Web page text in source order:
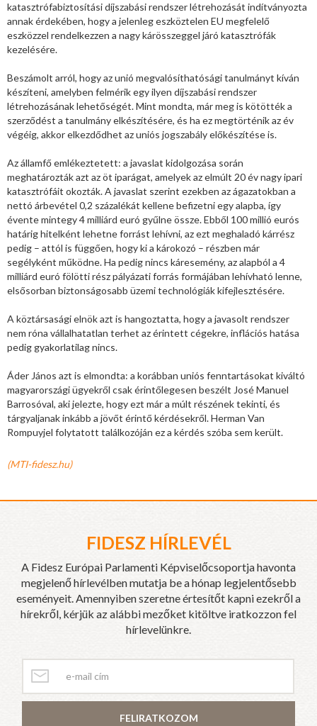
katasztrófabiztosítási díjszabási rendszer létrehozását indítványozta
annak érdekében, hogy a jelenleg eszköztelen EU megfelelő
eszközzel rendelkezzen a nagy kárösszeggel járó katasztrófák
kezelésére.
Beszámolt arról, hogy az unió megvalósíthatósági tanulmányt kíván
készíteni, amelyben felmérik egy ilyen díjszabási rendszer
létrehozásának lehetőségét. Mint mondta, már meg is kötötték a
szerződést a tanulmány elkészítésére, és ha ez megtörténik az év
végéig, akkor elkezdődhet az uniós jogszabály előkészítése is.
Az államfő emlékeztetett: a javaslat kidolgozása során
meghatározták azt az öt iparágat, amelyek az elmúlt 20 év nagy ipari
katasztrófáit okozták. A javaslat szerint ezekben az ágazatokban a
nettó árbevétel 0,2 százalékát kellene befizetni egy alapba, így
évente mintegy 4 milliárd euró gyűlne össze. Ebből 100 millió eurós
határig hitelként lehetne forrást lehívni, az ezt meghaladó kárrész
pedig – attól is függően, hogy ki a károkozó – részben már
segélyként működne. Ha pedig nincs káresemény, az alapból a 4
milliárd euró fölötti rész pályázati forrás formájában lehívható lenne,
elsősorban biztonságosabb üzemi technológiák kifejlesztésére.
A köztársasági elnök azt is hangoztatta, hogy a javasolt rendszer
nem róna vállalhatatlan terhet az érintett cégekre, inflációs hatása
pedig gyakorlatilag nincs.
Áder János azt is elmondta: a korábban uniós fenntartásokat kiváltó
magyarországi ügyekről csak érintőlegesen beszélt José Manuel
Barrosóval, aki jelezte, hogy ezt már a múlt részének tekinti, és
tárgyaljanak inkább a jövőt érintő kérdésekről. Herman Van
Rompuyjel folytatott találkozóján ez a kérdés szóba sem került.
(MTI-fidesz.hu)
FIDESZ HÍRLEVÉL
A Fidesz Európai Parlamenti Képviselőcsoportja havonta
megjelenő hírlevélben mutatja be a hónap legjelentősebb
eseményeit. Amennyiben szeretne értesítőt kapni ezekről a
hírekről, kérjük az alábbi mezőket kitöltve iratkozzon fel
hírlevelünkre.
FELIRATKOZOM